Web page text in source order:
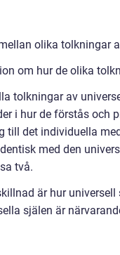
olika tolkningar
om hur de olika
tolkningar av
i hur de förstås och
till det individuella
med den
två.
är hur
själen är